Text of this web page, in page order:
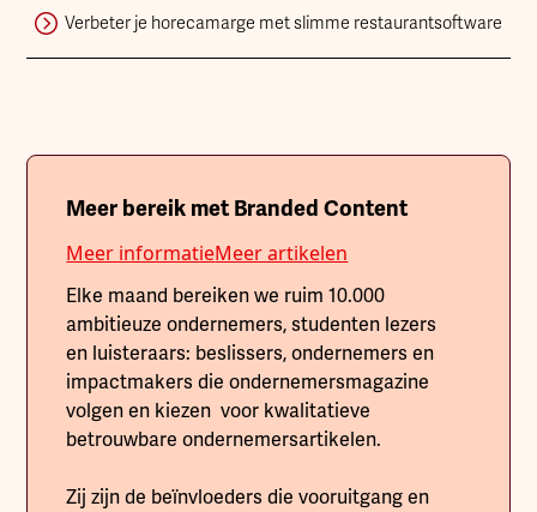
Verbeter je horecamarge met slimme restaurantsoftware
Meer bereik met Branded Content
Meer informatieMeer artikelen
Elke maand bereiken we ruim 10.000
ambitieuze ondernemers, studenten lezers
en luisteraars: beslissers, ondernemers en
impactmakers die ondernemersmagazine
volgen en kiezen voor kwalitatieve
betrouwbare ondernemersartikelen.
Zij zijn de beïnvloeders die vooruitgang en